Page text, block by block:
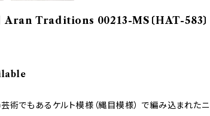
】 Aran Traditions 00213-MS〔HAT-583〕
術でもあるケルト模様（縄目模様） で編み込まれたニ